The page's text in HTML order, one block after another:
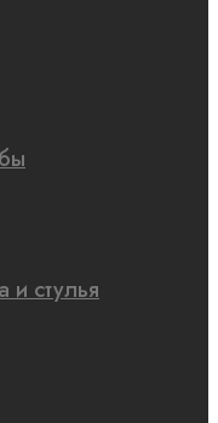
и стулья